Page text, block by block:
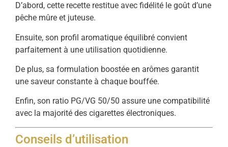
D’abord, cette recette restitue avec fidélité le goût d’une
pêche mûre et juteuse.
Ensuite, son profil aromatique équilibré convient
parfaitement à une utilisation quotidienne.
De plus, sa formulation boostée en arômes garantit
une saveur constante à chaque bouffée.
Enfin, son ratio PG/VG 50/50 assure une compatibilité
avec la majorité des cigarettes électroniques.
Conseils d’utilisation